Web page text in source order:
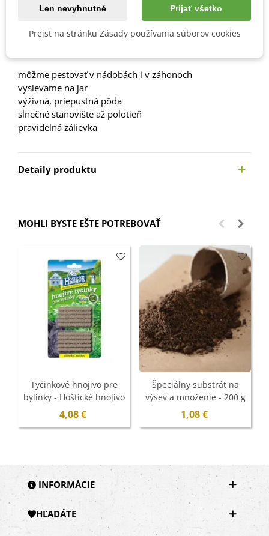
môžme pestovať v nádobách i v záhonoch
vysievame na jar
výživná, priepustná pôda
slnečné stanovište až polotieň
pravidelná zálievka
Detaily produktu
MOHLI BYSTE EŠTE POTREBOVAŤ
Tyčinkové hnojivo pre
bylinky - Hoštické hnojivo
- 10 ks
4,08 €
Špeciálny substrát na
výsev a množenie - 200 g
1,08 €
INFORMÁCIE
HĽADÁTE
Len nevyhnutné Prijať všetko
Prejsť na stránku Zásady používania súborov cookies